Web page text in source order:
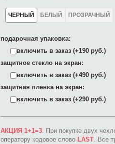
ЧЕРНЫЙ БЕЛЫЙ ПРОЗРАЧНЫЙ
подарочная упаковка:
включить в заказ (+190 руб.)
защитное стекло на экран:
включить в заказ (+490 руб.)
защитная пленка на экран:
включить в заказ (+290 руб.)
АКЦИЯ 1+1=3. При покупке двух
оператору кодовое слово LAST. Все